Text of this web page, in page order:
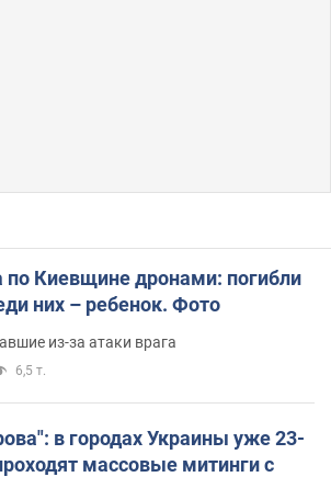
по Киевщине дронами: погибли
них – ребенок. Фото
из-за атаки врага
6,5 т.
в городах Украины уже 23-
массовые митинги с